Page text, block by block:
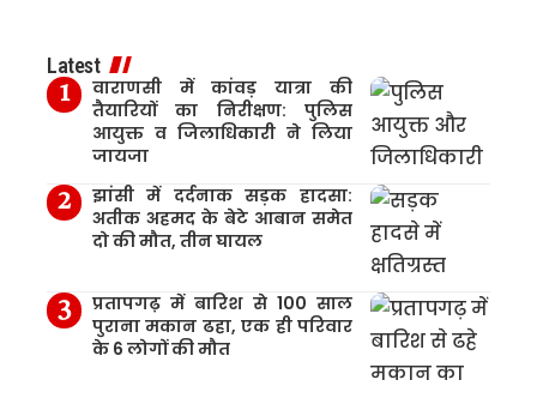
Latest
वाराणसी में कांवड़ यात्रा की
तैयारियों का निरीक्षण: पुलिस
आयुक्त व जिलाधिकारी ने लिया
जायजा
झांसी में दर्दनाक सड़क हादसा:
अतीक अहमद के बेटे आबान समेत
दो की मौत, तीन घायल
प्रतापगढ़ में बारिश से 100 साल
पुराना मकान ढहा, एक ही परिवार
के 6 लोगों की मौत